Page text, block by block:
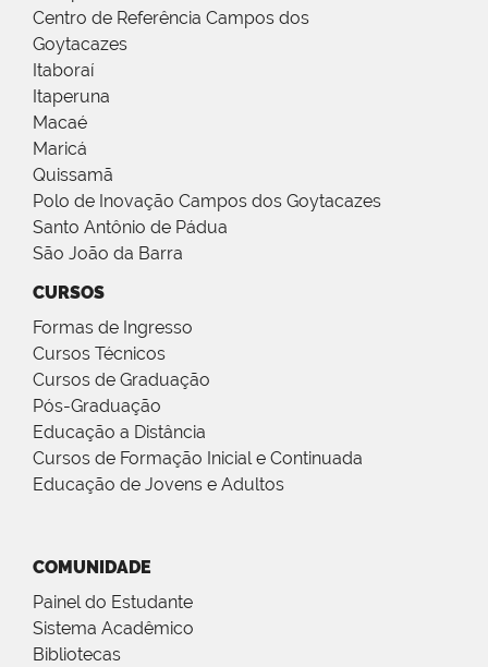
Centro de Referência Campos dos
Goytacazes
Itaboraí
Itaperuna
Macaé
Maricá
Quissamã
Polo de Inovação Campos dos Goytacazes
Santo Antônio de Pádua
São João da Barra
CURSOS
Formas de Ingresso
Cursos Técnicos
Cursos de Graduação
Pós-Graduação
Educação a Distância
Cursos de Formação Inicial e Continuada
Educação de Jovens e Adultos
COMUNIDADE
Painel do Estudante
Sistema Acadêmico
Bibliotecas